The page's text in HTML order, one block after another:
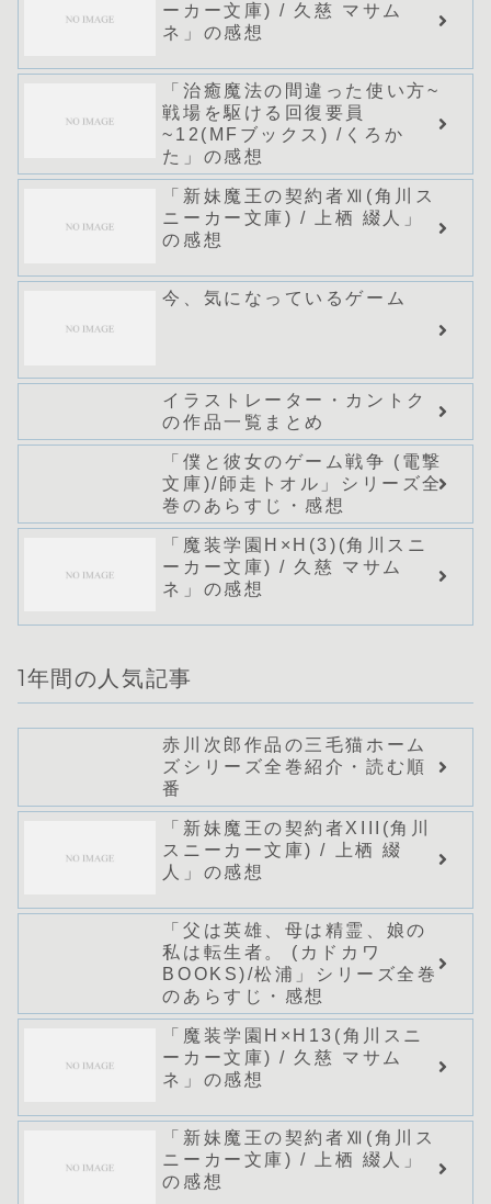
ーカー文庫) / 久慈 マサム
ネ」の感想
「治癒魔法の間違った使い方~
戦場を駆ける回復要員
~12(MFブックス) /くろか
た」の感想
「新妹魔王の契約者Ⅻ(角川ス
ニーカー文庫) / 上栖 綴人」
の感想
今、気になっているゲーム
イラストレーター・カントク
の作品一覧まとめ
「僕と彼女のゲーム戦争 (電撃
文庫)/師走トオル」シリーズ全
巻のあらすじ・感想
「魔装学園H×H(3)(角川スニ
ーカー文庫) / 久慈 マサム
ネ」の感想
1年間の人気記事
赤川次郎作品の三毛猫ホーム
ズシリーズ全巻紹介・読む順
番
「新妹魔王の契約者XIII(角川
スニーカー文庫) / 上栖 綴
人」の感想
「父は英雄、母は精霊、娘の
私は転生者。 (カドカワ
BOOKS)/松浦」シリーズ全巻
のあらすじ・感想
「魔装学園H×H13(角川スニ
ーカー文庫) / 久慈 マサム
ネ」の感想
「新妹魔王の契約者Ⅻ(角川ス
ニーカー文庫) / 上栖 綴人」
の感想